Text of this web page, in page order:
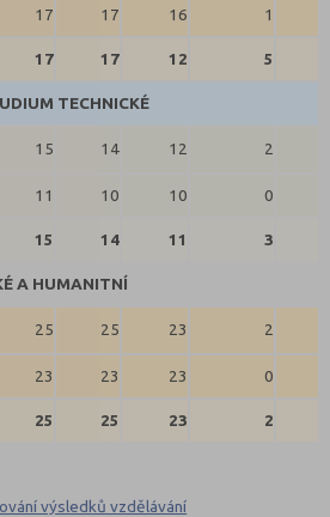
17 17 16 1
17 17 12 5
TECHNICKÉ
15 14 12 2
11 10 10 0
15 14 11 3
A HUMANITNÍ
25 25 23 2
23 23 23 0
25 25 23 2
výsledků vzdělávání